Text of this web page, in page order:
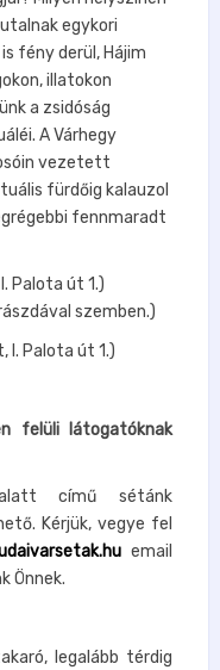
egykori
fény derül, Hájim
illatokon
a zsidóság
A Várhegy
vezetett
fürdőig kalauzol
fennmaradt
Palota út 1.)
szemben.)
I. Palota út 1.)
felüli látogatóknak
című sétánk
Kérjük, vegye fel
email
Önnek.
legalább térdig